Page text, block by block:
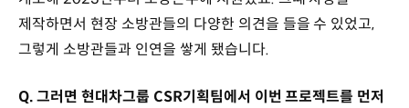
제작하면서 현장 소방관들의 다양한 의견을 들을 수 있었고,
그렇게 소방관들과 인연을 쌓게 됐습니다.
Q. 그러면 현대차그룹 CSR기획팀에서 이번 프로젝트를 먼저